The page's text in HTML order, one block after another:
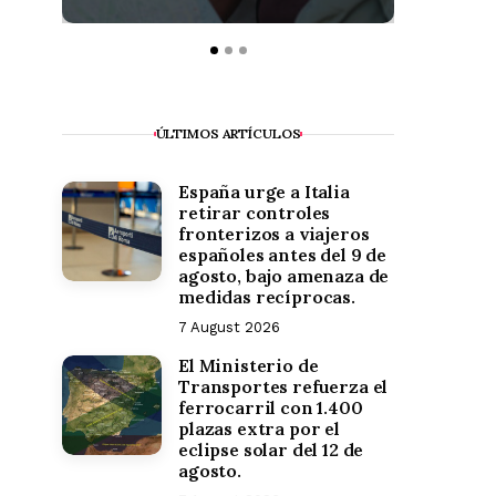
ÚLTIMOS ARTÍCULOS
España urge a Italia
retirar controles
fronterizos a viajeros
españoles antes del 9 de
agosto, bajo amenaza de
medidas recíprocas.
7 August 2026
El Ministerio de
Transportes refuerza el
ferrocarril con 1.400
plazas extra por el
eclipse solar del 12 de
agosto.